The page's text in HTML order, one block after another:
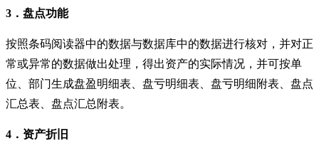
3．盘点功能
按照条码阅读器中的数据与数据库中的数据进行核对，并对正
常或异常的数据做出处理，得出资产的实际情况，并可按单
位、部门生成盘盈明细表、盘亏明细表、盘亏明细附表、盘点
汇总表、盘点汇总附表。
4．资产折旧